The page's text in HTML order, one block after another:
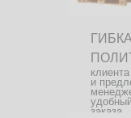
и
заказа.